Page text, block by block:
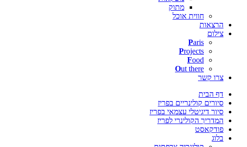
מתוק
חווית אוכל
הרצאות
צילום
Paris
Projects
Food
Out there
צרו קשר
דף הבית
סיורים קולינריים בפריז
סיור דיגיטלי עצמאי בפריז
המדריך הקולינרי לפריז
פודקאסט
בלוג